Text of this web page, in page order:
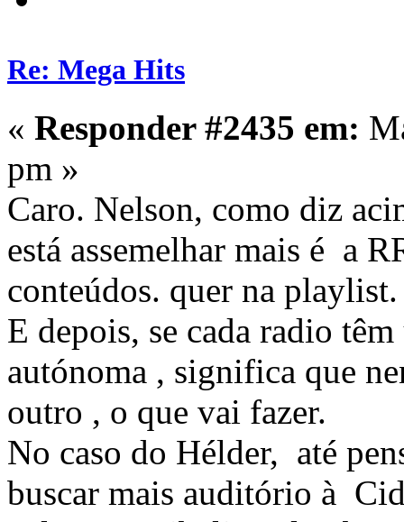
Re: Mega Hits
« Responder #2435 em:
pm »
Caro. Nelson, como diz
está assemelhar mais é a
conteúdos. quer na playlist.
E depois, se cada radio
autónoma , significa que
outro , o que vai fazer.
No caso do Hélder, até
buscar mais auditório à